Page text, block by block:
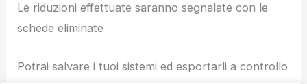
Le riduzioni effettuate saranno segnalate con le
schede eliminate
Potrai salvare i tuoi sistemi ed esportarli a controllo